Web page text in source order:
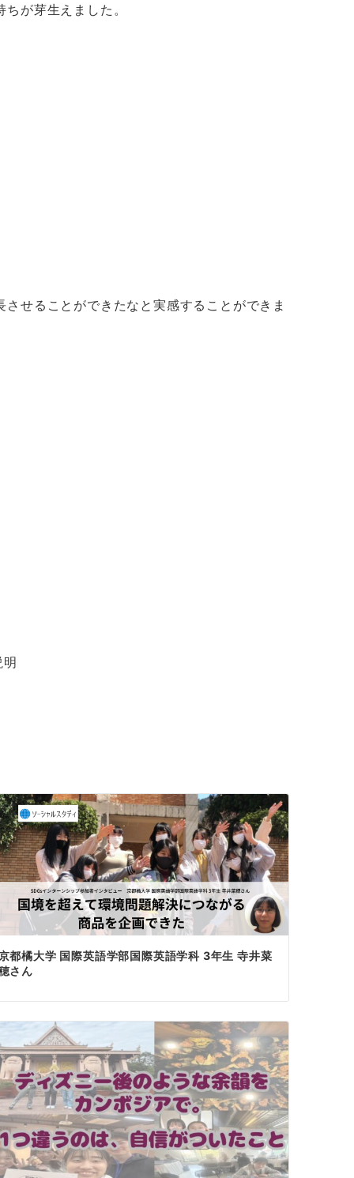
が芽生えました。
せることができたなと実感することができま
都橘大学 国際英語学部国際英語学科 3年生 寺井菜
さん